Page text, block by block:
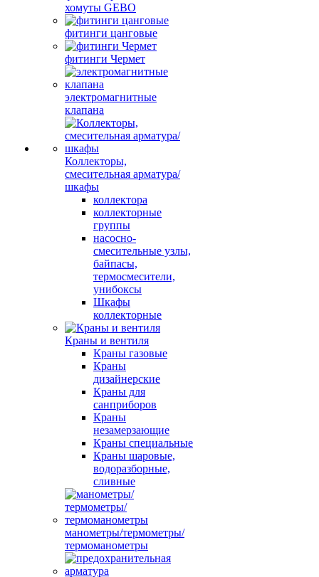
хомуты GEBO
фитинги цанговые
фитинги Чермет
электромагнитные
клапана
Коллекторы,
смесительная арматура/
шкафы
коллектора
коллекторные
группы
насосно-
смесительные узлы,
байпасы,
термосмесители,
унибоксы
Шкафы
коллекторные
Краны и вентиля
Краны газовые
Краны
дизайнерские
Краны для
санприборов
Краны
незамерзающие
Краны специальные
Краны шаровые,
водоразборные,
сливные
манометры/термометры/
термоманометры